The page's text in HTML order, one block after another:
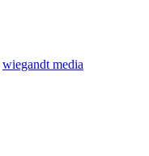
wiegandt media